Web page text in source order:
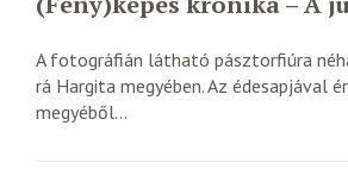
A fotográfián látható pásztorfiúra
rá Hargita megyében. Az édesapjával
megyéből...